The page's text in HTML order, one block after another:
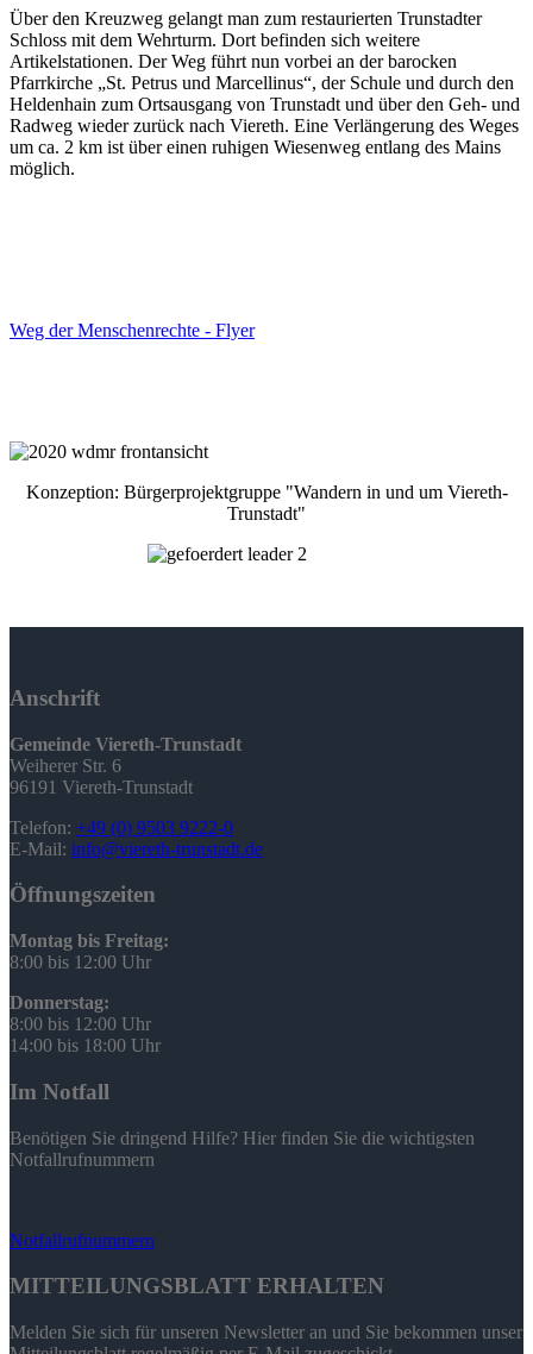
Über den Kreuzweg gelangt man zum restaurierten Trunstadter
Schloss mit dem Wehrturm. Dort befinden sich weitere
Artikelstationen. Der Weg führt nun vorbei an der barocken
Pfarrkirche „St. Petrus und Marcellinus“, der Schule und durch den
Heldenhain zum Ortsausgang von Trunstadt und über den Geh- und
Radweg wieder zurück nach Viereth. Eine Verlängerung des Weges
um ca. 2 km ist über einen ruhigen Wiesenweg entlang des Mains
möglich.
Weg der Menschenrechte - Flyer
Konzeption: Bürgerprojektgruppe "Wandern in und um Viereth-
Trunstadt"
Anschrift
Gemeinde Viereth-Trunstadt
Weiherer Str. 6
96191 Viereth-Trunstadt
Telefon: +49 (0) 9503 9222-0
E-Mail: info@viereth-trunstadt.de
Öffnungszeiten
Montag bis Freitag:
8:00 bis 12:00 Uhr
Donnerstag:
8:00 bis 12:00 Uhr
14:00 bis 18:00 Uhr
Im Notfall
Benötigen Sie dringend Hilfe? Hier finden Sie die wichtigsten
Notfallrufnummern
Notfallrufnummern
MITTEILUNGSBLATT ERHALTEN
Melden Sie sich für unseren Newsletter an und Sie bekommen unser